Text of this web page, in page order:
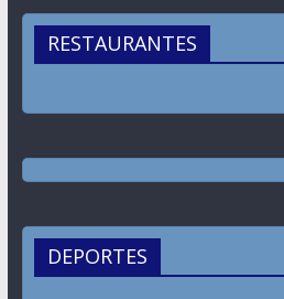
RESTAURANTES
DEPORTES